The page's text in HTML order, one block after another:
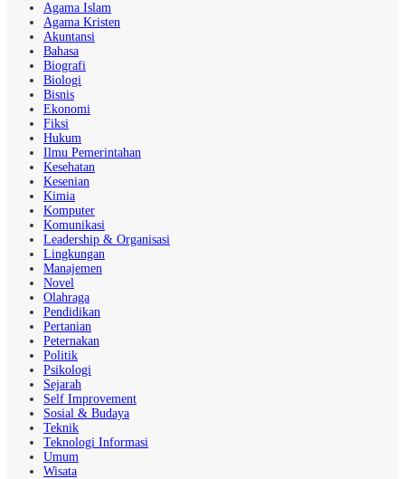
Agama Islam
Agama Kristen
Akuntansi
Bahasa
Biografi
Biologi
Bisnis
Ekonomi
Fiksi
Hukum
Ilmu Pemerintahan
Kesehatan
Kesenian
Kimia
Komputer
Komunikasi
Leadership & Organisasi
Lingkungan
Manajemen
Novel
Olahraga
Pendidikan
Pertanian
Peternakan
Politik
Psikologi
Sejarah
Self Improvement
Sosial & Budaya
Teknik
Teknologi Informasi
Umum
Wisata